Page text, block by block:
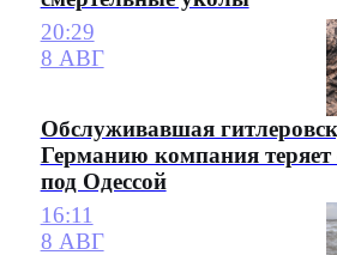
20:29
8 АВГ
Обслуживавшая
Германию компания теряет
под Одессой
16:11
8 АВГ